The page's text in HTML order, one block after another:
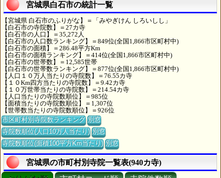
宮城県白石市の統計一覧
【宮城県 白石市のふりがな】＝「みやぎけん しろいしし」
【白石市の寺院数】＝27カ寺
【白石市の人口】＝35,272人
【白石市の人口数ランキング】＝849位(全国1,866市区町村中)
【白石市の面積】＝286.48平方Km
【白石市の面積ランキング】＝414位(全国1,866市区町村中)
【白石市の世帯数】＝12,585世帯
【白石市の世帯数ランキング】＝877位(全国1,866市区町村中)
【人口１０万人当たりの寺院数】＝76.55カ寺
【１０Km四方当たりの寺院数】＝9.42カ寺
【１０万世帯当たりの寺院数】＝214.54カ寺
【人口当たりの寺院数順位】＝985位
【面積当たりの寺院数順位】＝1,307位
【世帯数当たりの寺院数順位】＝926位
市区町村別寺院数ランキング 別窓
寺院数順位(人口10万人当たり) 別窓
寺院数順位(面積100平方Km当たり) 別窓
宮城県の市町村別寺院一覧表(940カ寺)